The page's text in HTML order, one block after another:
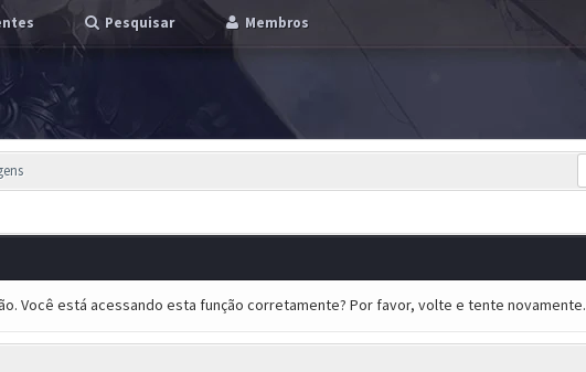
Pesquisar Membros
Você está acessando esta função corretamente? Por favor, volte e tente novamente.